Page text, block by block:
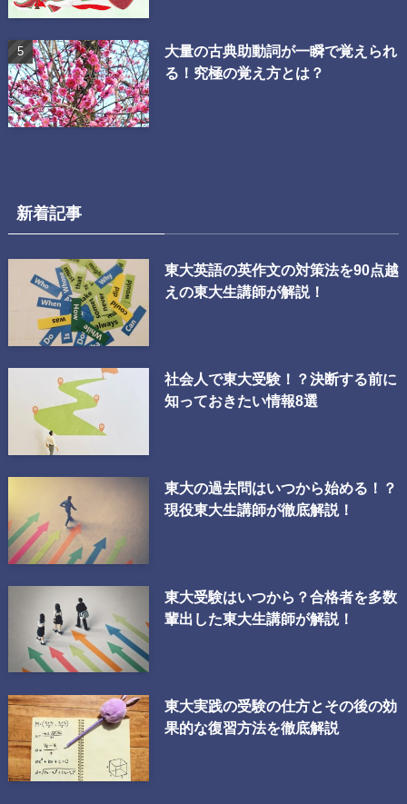
大量の古典助動詞が一瞬で覚えられ
る！究極の覚え方とは？
新着記事
東大英語の英作文の対策法を90点越
えの東大生講師が解説！
社会人で東大受験！？決断する前に
知っておきたい情報8選
東大の過去問はいつから始める！？
現役東大生講師が徹底解説！
東大受験はいつから？合格者を多数
輩出した東大生講師が解説！
東大実践の受験の仕方とその後の効
果的な復習方法を徹底解説